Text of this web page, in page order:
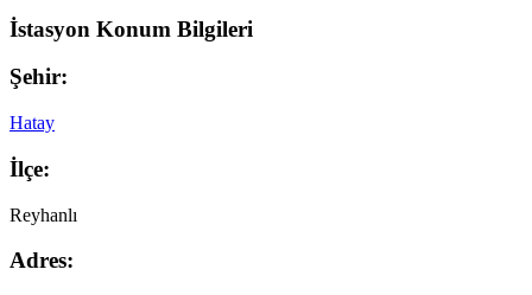
İstasyon Konum Bilgileri
Şehir:
Hatay
İlçe:
Reyhanlı
Adres: